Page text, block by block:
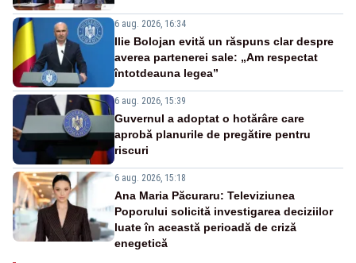
6 aug. 2026, 16:34
Ilie Bolojan evită un răspuns clar despre
averea partenerei sale: „Am respectat
întotdeauna legea”
6 aug. 2026, 15:39
Guvernul a adoptat o hotărâre care
aprobă planurile de pregătire pentru
riscuri
6 aug. 2026, 15:18
Ana Maria Păcuraru: Televiziunea
Poporului solicită investigarea deciziilor
luate în această perioadă de criză
enegetică